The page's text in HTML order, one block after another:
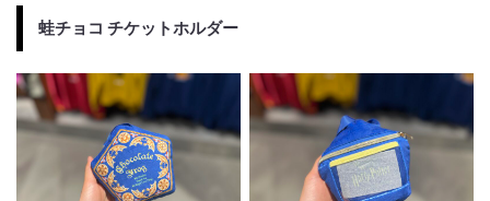
蛙チョコ チケットホルダー